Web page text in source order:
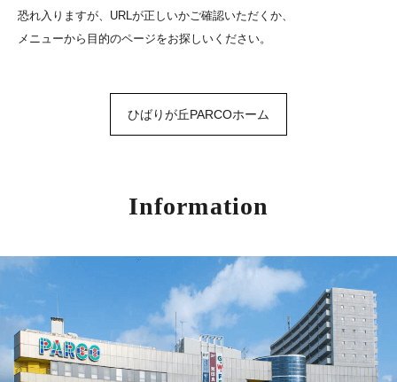
恐れ入りますが、URLが正しいかご確認いただくか、
メニューから目的のページをお探しいください。
ひばりが丘PARCOホーム
Information